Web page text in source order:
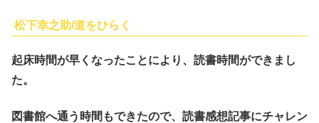
松下幸之助/道をひらく
起床時間が早くなったことにより、読書時間ができまし
た。
図書館へ通う時間もできたので、読書感想記事にチャレン